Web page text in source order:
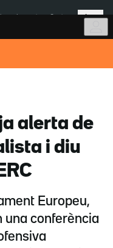
Més
alerta de
i diu
Europeu,
una conferència